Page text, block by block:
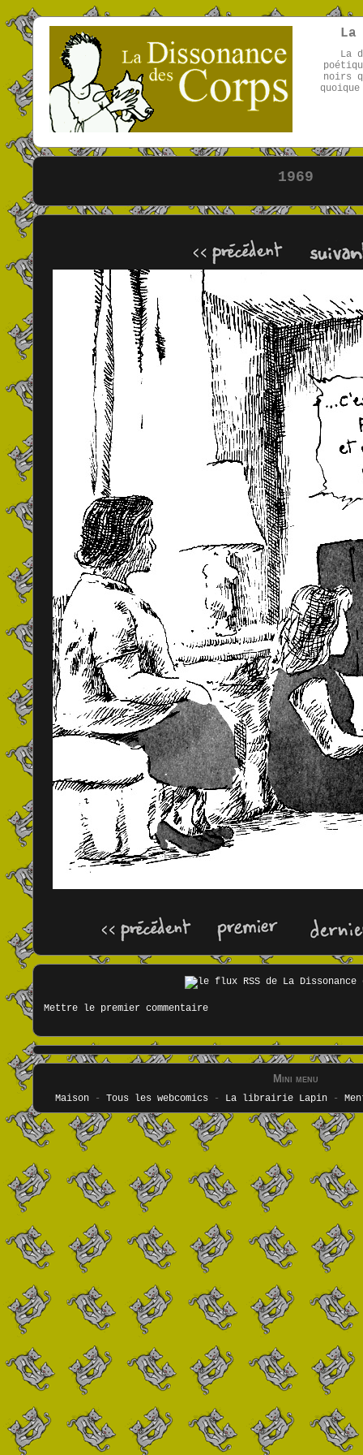
La
La
noirs
1969
Mettre le premier commentaire
Mini menu
Maison- Tous les webcomics - La librairie Lapin-